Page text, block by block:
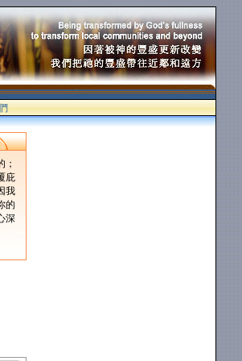
；
庇
我
的
深